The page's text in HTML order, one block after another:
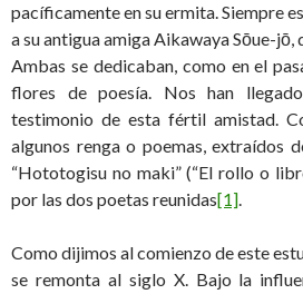
pacíficamente en su ermita. Siempre
a su antigua amiga Aikawaya Sōue-jō,
Ambas se dedicaban, como en el
flores de poesía. Nos han
testimonio de esta fértil amistad.
algunos renga o poemas, extraídos
“Hototogisu no maki” (“El rollo o
por las dos poetas reunidas[1].
Como dijimos al comienzo de este
se remonta al siglo X. Bajo la